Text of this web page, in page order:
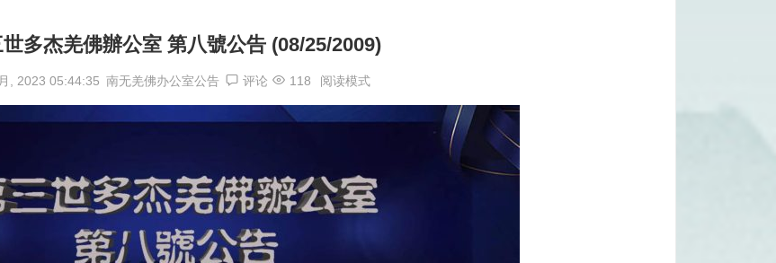
多杰羌佛辦公室 第八號公告 (08/25/2009)
, 2023 05:44:35 南无羌佛办公室公告 评论 118 阅读模式